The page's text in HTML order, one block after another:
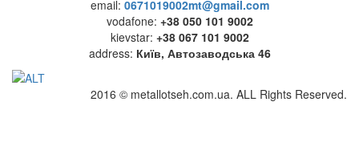
email: 0671019002mt@gmail.com
vodafone: +38 050 101 9002
kievstar: +38 067 101 9002
address: Київ, Автозаводська 46
2016 © metallotseh.com.ua. ALL Rights Reserved.